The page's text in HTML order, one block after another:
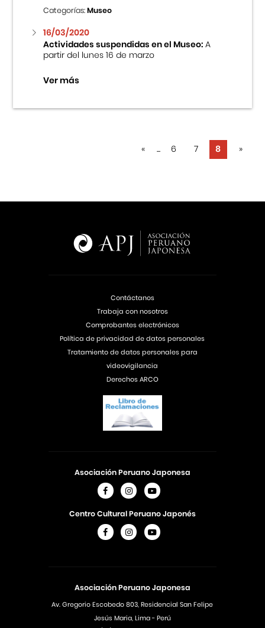
Categorías:Museo
16/03/2020
Actividades suspendidas en el Museo:A
partir del lunes 16 de marzo
Ver más
« ... 6 7 8 »
Asociación Peruano Japonesa
Av. Gregorio Escobedo 803, Residencial San Felipe
Jesús Maria, Lima - Perú
Asociación Peruano Japonesa
Centro Cultural Peruano Japonés
Contáctanos
Trabaja con nosotros
Comprobantes electrónicos
Política de privacidad de datos personales
Tratamiento de datos personales para
videovigilancia
Derechos ARCO